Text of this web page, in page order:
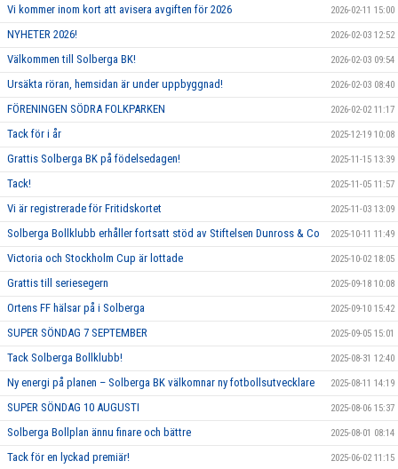
Vi kommer inom kort att avisera avgiften för 2026 2026-02-11 15:00
NYHETER 2026! 2026-02-03 12:52
Välkommen till Solberga BK! 2026-02-03 09:54
Ursäkta röran, hemsidan är under uppbyggnad! 2026-02-03 08:40
FÖRENINGEN SÖDRA FOLKPARKEN 2026-02-02 11:17
Tack för i år 2025-12-19 10:08
Grattis Solberga BK på födelsedagen! 2025-11-15 13:39
Tack! 2025-11-05 11:57
Vi är registrerade för Fritidskortet 2025-11-03 13:09
Solberga Bollklubb erhåller fortsatt stöd av Stiftelsen Dunross & Co 2025-10-11 11:49
Victoria och Stockholm Cup är lottade 2025-10-02 18:05
Grattis till seriesegern 2025-09-18 10:08
Ortens FF hälsar på i Solberga 2025-09-10 15:42
SUPER SÖNDAG 7 SEPTEMBER 2025-09-05 15:01
Tack Solberga Bollklubb! 2025-08-31 12:40
Ny energi på planen – Solberga BK välkomnar ny fotbollsutvecklare 2025-08-11 14:19
SUPER SÖNDAG 10 AUGUSTI 2025-08-06 15:37
Solberga Bollplan ännu finare och bättre 2025-08-01 08:14
Tack för en lyckad premiär! 2025-06-02 11:15